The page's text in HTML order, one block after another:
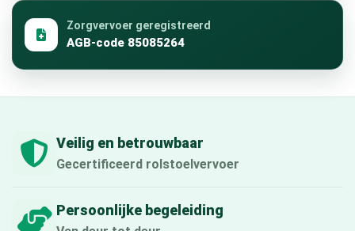
Zorgvervoer geregistreerd
AGB-code 85085264
Veilig en betrouwbaar
Gecertificeerd rolstoelvervoer
Persoonlijke begeleiding